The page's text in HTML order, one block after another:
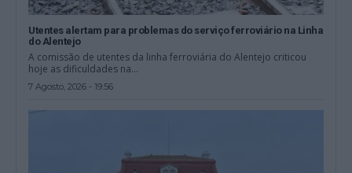
Utentes alertam para problemas do serviço ferroviário na Linha
do Alentejo
A comissão de utentes da linha ferroviária do Alentejo criticou
hoje as dificuldades na...
7 Agosto, 2026 - 19:56